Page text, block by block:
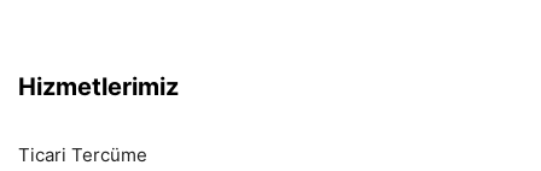
Hizmetlerimiz
Ticari Tercüme